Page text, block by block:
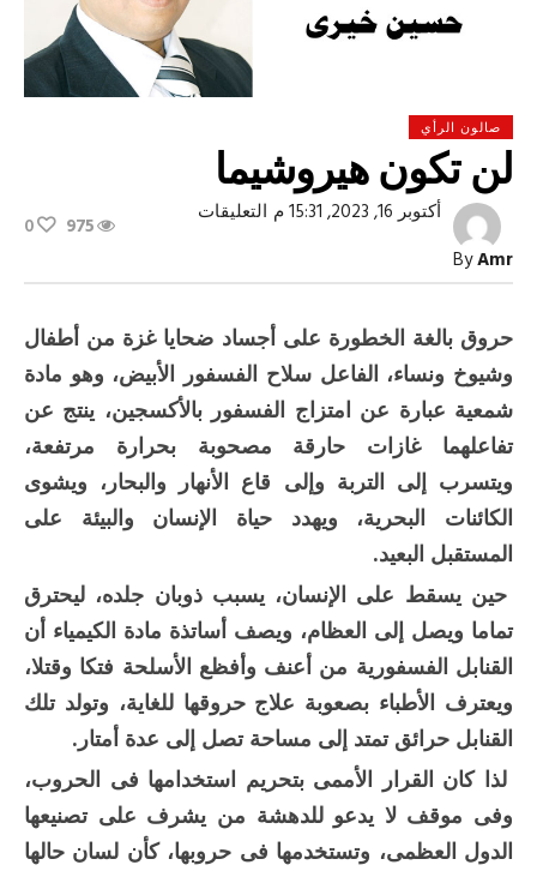
صالون الرأي
لن تكون هيروشيما
ByAmr
أكتوبر 16, 2023, 15:31 م التعليقاتعلى
مغلقة
975
0
حروق بالغة الخطورة على أجساد ضحايا غزة من أطفال
وشيوخ ونساء، الفاعل سلاح الفسفور الأبيض، وهو مادة
شمعية عبارة عن امتزاج الفسفور بالأكسجين، ينتج عن
تفاعلهما غازات حارقة مصحوبة بحرارة مرتفعة،
ويتسرب إلى التربة وإلى قاع الأنهار والبحار، ويشوى
الكائنات البحرية، ويهدد حياة الإنسان والبيئة على
المستقبل البعيد.
حين يسقط على الإنسان، يسبب ذوبان جلده، ليحترق
تماما ويصل إلى العظام، ويصف أساتذة مادة الكيمياء أن
القنابل الفسفورية من أعنف وأفظع الأسلحة فتكا وقتلا،
ويعترف الأطباء بصعوبة علاج حروقها للغاية، وتولد تلك
القنابل حرائق تمتد إلى مساحة تصل إلى عدة أمتار.
لذا كان القرار الأممى بتحريم استخدامها فى الحروب،
وفى موقف لا يدعو للدهشة من يشرف على تصنيعها
الدول العظمى، وتستخدمها فى حروبها، كأن لسان حالها